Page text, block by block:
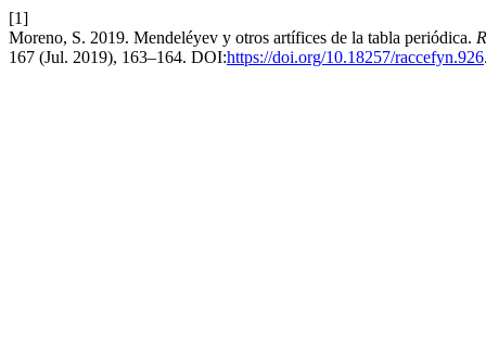
[1]
Moreno, S. 2019. Mendeléyev y otros artífices de la tabla periódica.
167 (Jul. 2019), 163–164. DOI:https://doi.org/10.18257/raccefyn.926